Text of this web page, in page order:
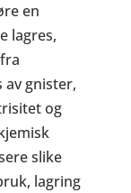
en
lagres,
gnister,
og
slike
lagring